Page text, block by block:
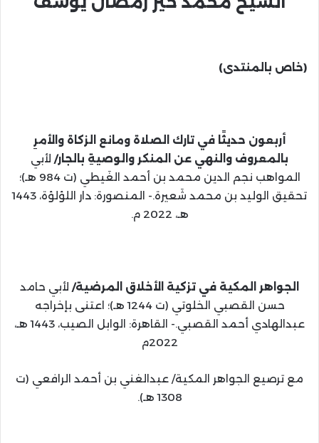
(خاص بالمنتدى)
أربعون حديثًا في تارك الصلاة ومانع الزكاة والأمرِ
بالمعروف والنهي عن المنكر والوصيةِ بالجار/ لأبي
المواهب نجم الدين محمد بن أحمد الغَيطي (ت 984 هـ)؛
تحقيق الوليد بن محمد شَعيرة.- المنصورة: دار اللؤلؤة، 1443
هـ، 2022 م.
الجواهر المكية في تزكية الأخلاق المرضية/ لأبي حامد
حسن القصبي الخلوتي (ت 1244 هـ)؛ اعتنى بإخراجه
عبدالهادي أحمد القصبي.- القاهرة: الوابل الصيب، 1443 هـ،
2022م
مع ترصيع الجواهر المكية/ عبدالغني بن أحمد الرافعي (ت
1308 هـ).